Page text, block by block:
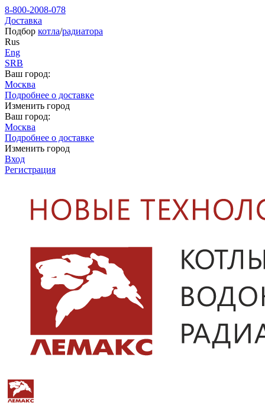
8-800-2008-078
Доставка
Подбор котла/радиатора
Rus
Eng
SRB
Ваш город:
Москва
Подробнее о доставке
Изменить город
Ваш город:
Москва
Подробнее о доставке
Изменить город
Вход
Регистрация